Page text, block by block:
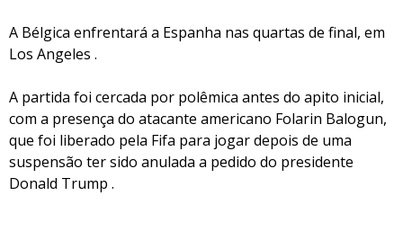
A Bélgica enfrentará a Espanha nas quartas de final, em
Los Angeles .
A partida foi cercada por polêmica antes do apito inicial,
com a presença do atacante americano Folarin Balogun,
que foi liberado pela Fifa para jogar depois de uma
suspensão ter sido anulada a pedido do presidente
Donald Trump .